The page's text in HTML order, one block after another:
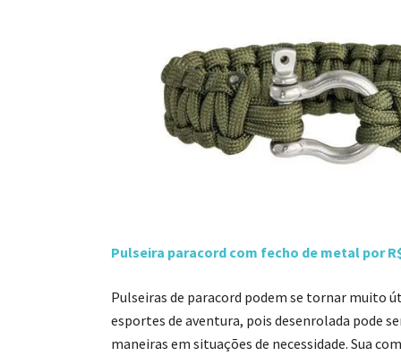
Pulseira paracord com fecho de metal por
Pulseiras de paracord podem se tornar muito
esportes de aventura, pois desenrolada pode
maneiras em situações de necessidade. Sua